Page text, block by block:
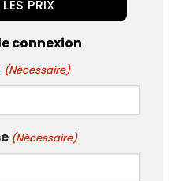
PRIX
connexion
(Nécessaire)
(Nécessaire)